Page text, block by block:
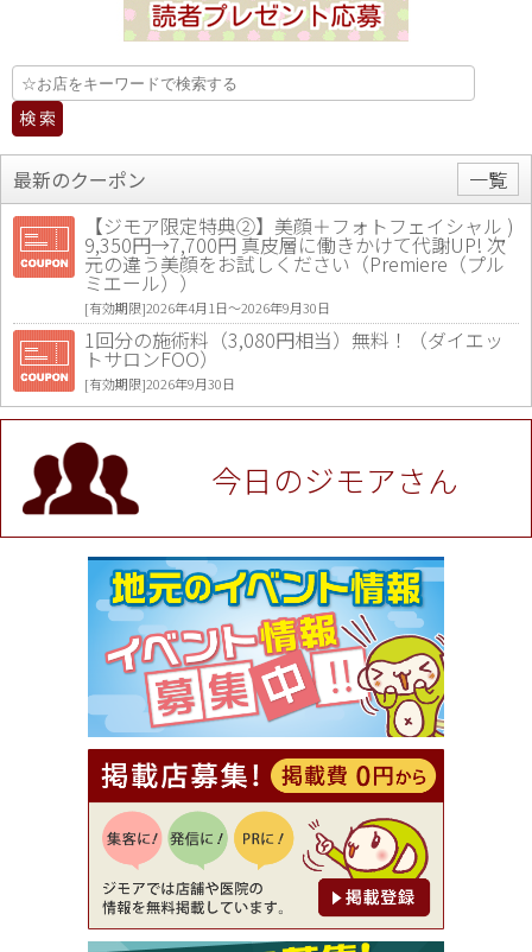
最新のクーポン
一覧
【ジモア限定特典②】美顔＋フォトフェイシャル )
9,350円→7,700円 真皮層に働きかけて代謝UP! 次
元の違う美顔をお試しください（Premiere（プル
ミエール））
[有効期限]2026年4月1日〜2026年9月30日
1回分の施術料（3,080円相当）無料！（ダイエッ
トサロンFOO）
[有効期限]2026年9月30日
値段提示後「ジモア見た」で更に買い取り金額 U
P！※チケットと新品商品は除く（大黒屋 高田馬場
駅前店）
[有効期限]2026年9月30日
★ジモア限定特典★ お会計より全品5％OFF（ナチ
ュラル＆ハンドメイドショップ［マキマキ］）
[有効期限]2026年9月30日まで
【ジモア限定①】初回割引 特価 VIO脱毛11,000円
⇒8,800円（メンズ専門ワックス脱毛サロン Mickle
（ミックル））
[有効期限]2026年9月30日
【ジモア読者特典2】コース 3,500円→3,000円（料
理5品+2時間飲み放題）（創作イタリアン Pia Cu
ore（ピアクオーレ））
[有効期限]2026年9月30日
【ジモア読者特典1】料理全品20％OFF ※18時以
降（創作イタリアン Pia Cuore（ピアクオーレ））
[有効期限]2026年9月30日
【ジモア限定②】初回割引 特価 鼻毛脱毛 半額 2,2
00円⇒1,100円（メンズ専門ワックス脱毛サロン Mi
ckle（ミックル））
[有効期限]2026年9月30日
今日のジモアさん